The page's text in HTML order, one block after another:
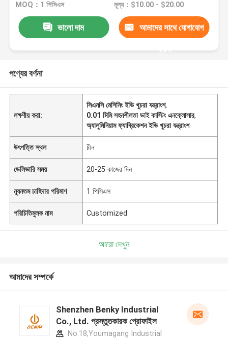
MOQ：1 পিসিএস মূল্য：$10.00 - $20.00
ভালো দাম আমাদের সাথে যোগাযোগ
করুন
পণ্যের বর্ণনা
লক্ষণীয় করা:
সিএনসি মেশিনিং ইভি খুচরা যন্ত্রাংশ,
0.01 মিমি সহনশীলতা ডাই কাস্টিং এনক্লোসার,
অ্যালুমিনিয়াম ফ্যাব্রিকেশন ইভি খুচরা যন্ত্রাংশ
উৎপত্তি স্থল চীন
ডেলিভারি সময় 20-25 কাজের দিন
ন্যূনতম চাহিদার পরিমাণ 1 পিসিএস
পরিচিতিমুলক নাম Customized
আরো দেখুন
আমাদের সম্পর্কে
Shenzhen Benky Industrial
Co., Ltd. প্রস্তুতকারক প্রোফাইল
No.18,Youmagang Industrial